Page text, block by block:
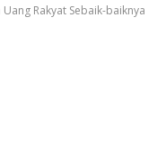
Rakyat Sebaik-baiknya